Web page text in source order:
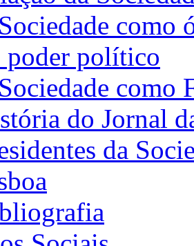
como
poder político
como
do Jornal
da